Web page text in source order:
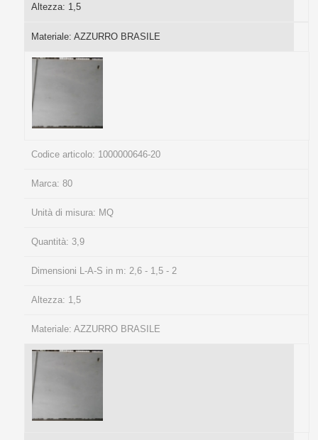
Altezza: 1,5
Materiale: AZZURRO BRASILE
Codice articolo: 1000000646-20
Marca: 80
Unità di misura: MQ
Quantità: 3,9
Dimensioni L-A-S in m: 2,6 - 1,5 - 2
Altezza: 1,5
Materiale: AZZURRO BRASILE